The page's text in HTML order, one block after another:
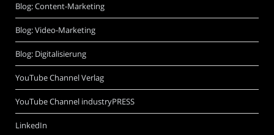
Blog: Content-Marketing
Blog: Video-Marketing
Blog: Digitalisierung
YouTube Channel Verlag
YouTube Channel industryPRESS
LinkedIn